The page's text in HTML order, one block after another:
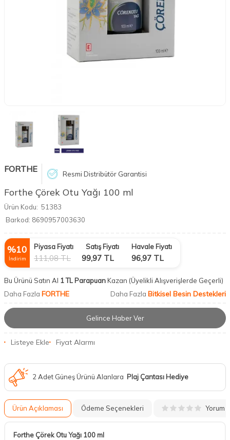
FORTHE Resmi Distribütör Garantisi
Forthe Çörek Otu Yağı 100 ml
Ürün Kodu: 51383
Barkod: 8690957003630
%10
İndirim
Piyasa Fiyatı
111,08TL
Satış Fiyatı
99,97 TL
Havale Fiyatı
96,97 TL
Bu Ürünü Satın Al 1 TL ParapuanKazan (Üyelikli Alışverişlerde Geçerli)
Daha Fazla FORTHE Daha Fazla Bitkisel Besin Destekleri
Gelince Haber Ver
Listeye Ekle Fiyat Alarmı
2 Adet Güneş Ürünü Alanlara Plaj Çantası Hediye
Ürün Açıklaması Ödeme Seçenekleri Yorum
Forthe Çörek Otu Yağı 100 ml